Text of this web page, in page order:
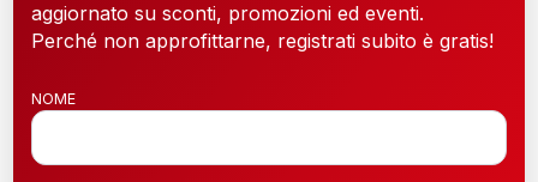
aggiornato su sconti, promozioni ed eventi.
Perché non approfittarne, registrati subito è gratis!
NOME